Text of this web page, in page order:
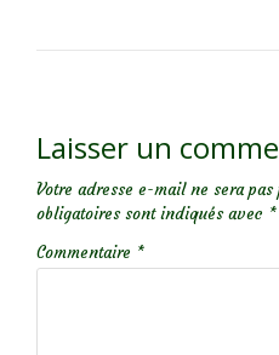
Laisser un
Votre adresse e-mail ne sera pas
obligatoires sont indiqués avec *
Commentaire *